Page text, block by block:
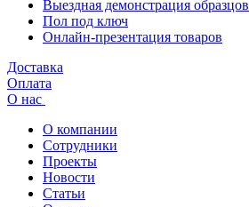
Выездная демонстрация образцов
Пол под ключ
Онлайн-презентация товаров
Доставка
Оплата
О нас
О компании
Сотрудники
Проекты
Новости
Статьи